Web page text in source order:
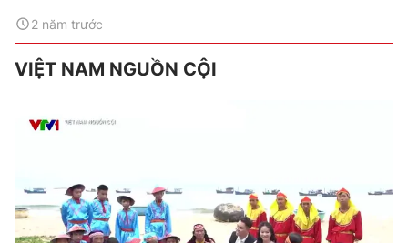
2 năm trước
VIỆT NAM NGUỒN CỘI